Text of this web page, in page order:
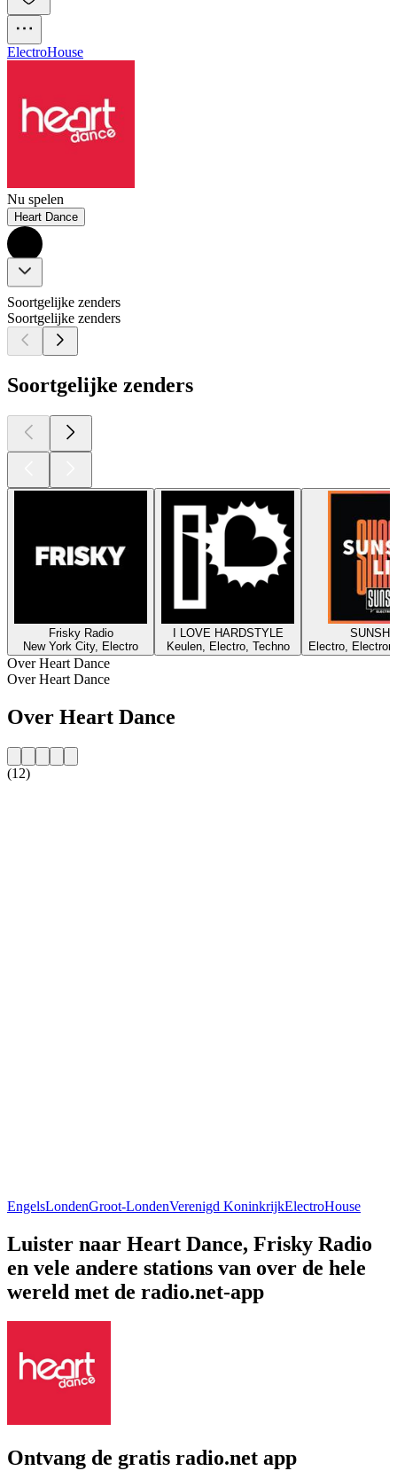
ElectroHouse
Nu spelen
Heart Dance
Soortgelijke zenders
Soortgelijke zenders
Soortgelijke zenders
Frisky Radio
New York City, Electro
I LOVE HARDSTYLE
Keulen, Electro, Techno
Electro,
Over Heart Dance
Over Heart Dance
Over Heart Dance
(12)
EngelsLondenGroot-LondenVerenigd KoninkrijkElectroHouse
Luister naar Heart Dance, Frisky Radio
en vele andere stations van over de hele
wereld met de radio.net-app
Ontvang de gratis radio.net app